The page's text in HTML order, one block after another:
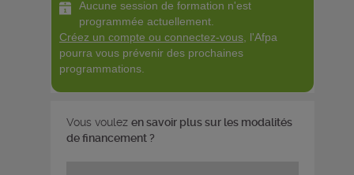
Aucune session de formation n'est
programmée actuellement.
Créez un compte ou connectez-vous , l'Afpa
pourra vous prévenir des prochaines
programmations.
Vous voulez en savoir plus sur les modalités
de financement ?